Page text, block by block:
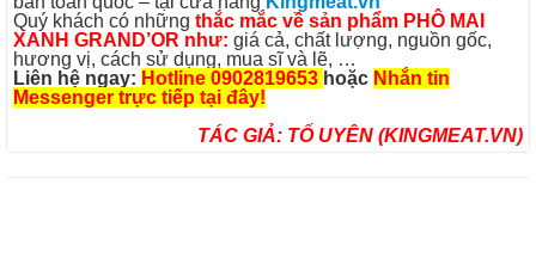
Quý khách có những thắc mắc về sản phẩm PHÔ MAI
XANH GRAND’OR như: giá cả, chất lượng, nguồn gốc,
hương vị, cách sử dụng, mua sĩ và lẽ, …
Liên hệ ngay: Hotline 0902819653 hoặc Nhắn tin
Messenger trực tiếp tại đây!
TÁC GIẢ: TỐ UYÊN (KINGMEAT.VN)